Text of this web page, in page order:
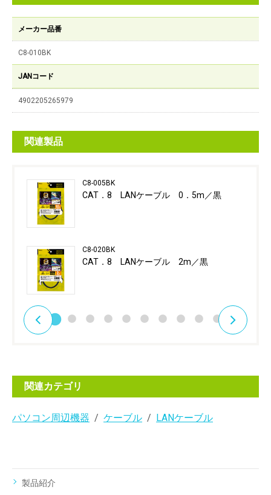
メーカー品番
C8-010BK
JANコード
4902205265979
関連製品
C8-005BK
CAT．8 LANケーブル 0．5m／黒
C8-020BK
CAT．8 LANケーブル 2m／黒
関連カテゴリ
パソコン周辺機器 ケーブル LANケーブル
製品紹介